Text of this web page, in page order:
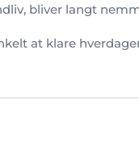
bliver langt
at klare